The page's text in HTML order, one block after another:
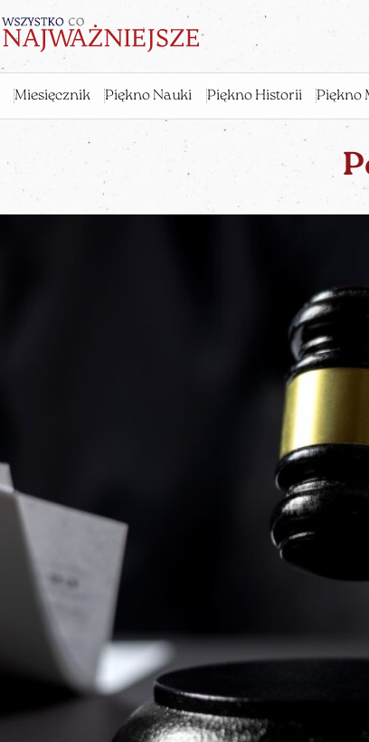
Miesięcznik Piękno Nauki Piękno Historii Piękno